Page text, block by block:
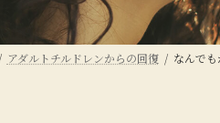
アダルトチルドレンからの回復 なんで